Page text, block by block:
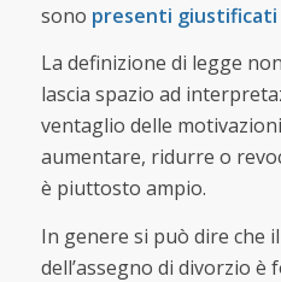
sono presenti
La definizione di legge
lascia spazio ad
ventaglio delle
aumentare, ridurre o
è piuttosto ampio.
In genere si può dire che
dell’assegno di divorzio è